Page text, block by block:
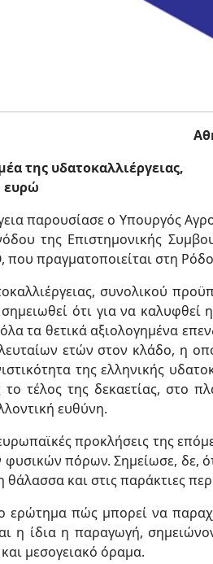
της υδατοκαλλιέργειας,
ευρώ
παρουσίασε ο Υπουργός
της Επιστημονικής
που πραγματοποιείται στη
συνολικού
ότι για να καλυφθεί
τα θετικά αξιολογημένα
ετών στον κλάδο, η
της ελληνικής
τέλος της δεκαετίας, στο
ευθύνη.
προκλήσεις της
πόρων. Σημείωσε, δε,
και στις παράκτιες
ερώτημα πώς μπορεί να
η ίδια η παραγωγή,
μεσογειακό όραμα.